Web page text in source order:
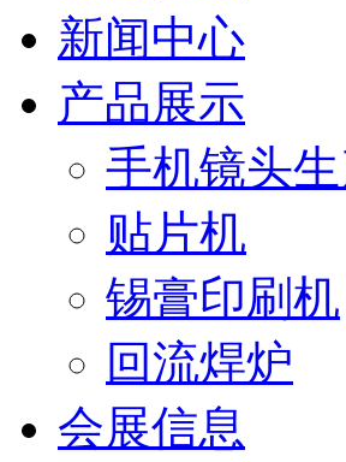
新闻中心
产品展示
手机镜头
贴片机
锡膏印刷机
回流焊炉
会展信息